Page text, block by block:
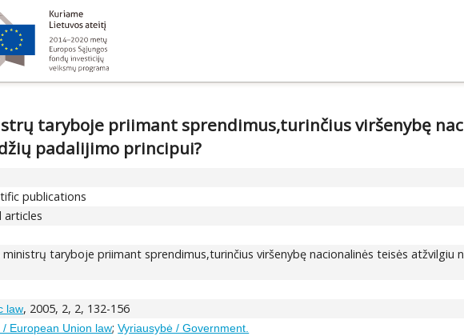
taryboje priimant sprendimus,turinčius viršenybę
padalijimo principui?
publications
articles
ministrų taryboje priimant sprendimus,turinčius viršenybę nacionalinės teisės
law, 2005, 2, 2, 132-156
European Union law;Vyriausybė / Government.